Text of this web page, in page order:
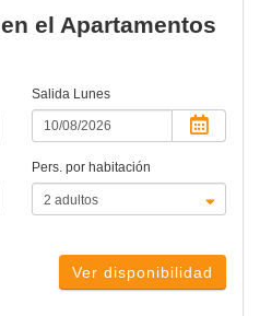
el Apartamentos
Salida Lunes
Pers. por habitación
Ver disponibilidad